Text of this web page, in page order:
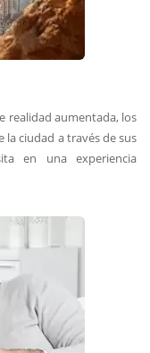
realidad aumentada, los
ciudad a través de sus
en una experiencia